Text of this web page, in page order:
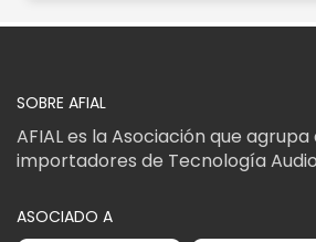
SOBRE AFIAL
AFIAL es la Asociación que
importadores de Tecnología
ASOCIADO A